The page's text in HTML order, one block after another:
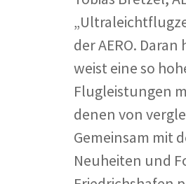
der AERO.
weist eine so
Flugleistungen
denen von
Gemeinsam mit
Neuheiten und